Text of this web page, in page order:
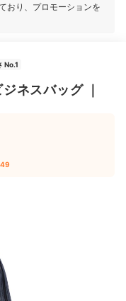
おり、プロモーションを
No.1
ネスバッグ｜